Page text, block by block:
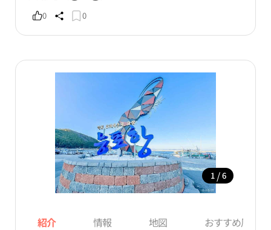
0 0
1 / 6
紹介 情報 地図 おすすめ周辺